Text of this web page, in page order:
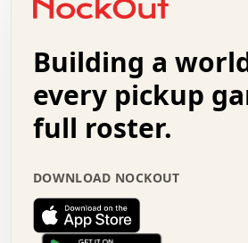
+   .   .   .   .   .   .   .
.   .   .   .   .   .   .   .
.   .   .   .   +   .   .   .
.   :   .   .   .   .   .   .
.   .   x   .   .   .   .   .
.   .   .   .   :   .   .   .
.   .   .   .   .   .   .   :
.   .   .   .   .   .   .   +
.   .   .   .   .   :   +   .
.   .   .   .   .   .   .   .
Building a
every pickup
full roster.
DOWNLOAD NOCKOUT